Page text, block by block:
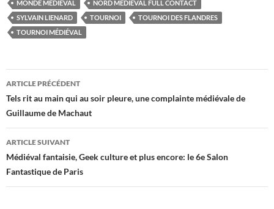
MONDE MÉDIÉVAL
NORD MÉDIÉVAL FULL CONTACT
SYLVAIN LIENARD
TOURNOI
TOURNOI DES FLANDRES
TOURNOI MÉDIÉVAL
Navigation
des
articles
ARTICLE PRÉCÉDENT
Tels rit au main qui au soir pleure, une complainte médiévale de
Guillaume de Machaut
ARTICLE SUIVANT
Médiéval fantaisie, Geek culture et plus encore: le 6e Salon
Fantastique de Paris